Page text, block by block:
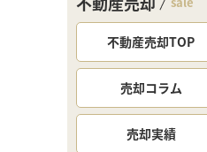
不動産売却TOP
売却コラム
売却実績